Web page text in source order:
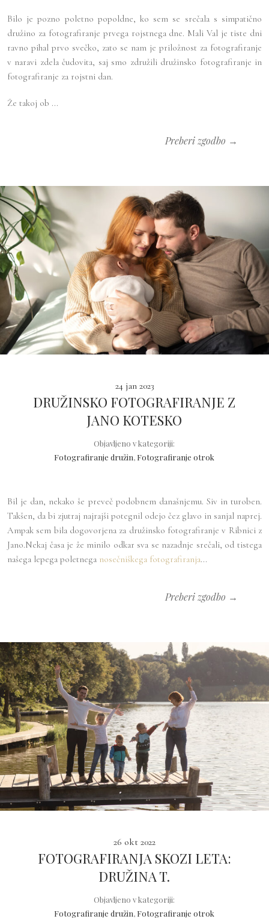
Bilo je pozno poletno popoldne, ko sem se srečala s simpatično
družino za fotografiranje prvega rojstnega dne. Mali Val je tiste dni
ravno pihal prvo svečko, zato se nam je priložnost za fotografiranje
v naravi zdela čudovita, saj smo združili družinsko fotografiranje in
fotografiranje za rojstni dan.
Že takoj ob ...
Preberi zgodbo →
24 jan 2023
DRUŽINSKO FOTOGRAFIRANJE Z
JANO KOTESKO
Objavljeno v kategoriji:
Fotografiranje družin, Fotografiranje otrok
Bil je dan, nekako še preveč podobnem današnjemu. Siv in turoben.
Takšen, da bi zjutraj najrajši potegnil odejo čez glavo in sanjal naprej.
Ampak sem bila dogovorjena za družinsko fotografiranje v Ribnici z
Jano.Nekaj časa je že minilo odkar sva se nazadnje srečali, od tistega
našega lepega poletnega nosečniškega fotografiranja...
Preberi zgodbo →
26 okt 2022
FOTOGRAFIRANJA SKOZI LETA:
DRUŽINA T.
Objavljeno v kategoriji:
Fotografiranje družin, Fotografiranje otrok